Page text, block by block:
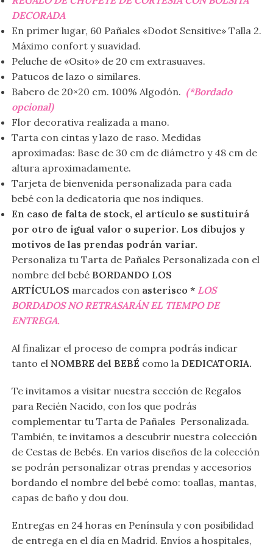
DECORADA
En primer lugar, 60 Pañales «Dodot Sensitive» Talla 2.
Máximo confort y suavidad.
Peluche de «Osito» de 20 cm extrasuaves.
Patucos de lazo o similares.
Babero de 20×20 cm. 100% Algodón. (*Bordado
opcional)
Flor decorativa realizada a mano.
Tarta con cintas y lazo de raso. Medidas
aproximadas: Base de 30 cm de diámetro y 48 cm de
altura aproximadamente.
Tarjeta de bienvenida personalizada para cada
bebé con la dedicatoria que nos indiques.
En caso de falta de stock, el artículo se sustituirá
por otro de igual valor o superior. Los dibujos y
motivos de las prendas podrán variar.
Personaliza tu Tarta de Pañales Personalizada con el
nombre del bebé BORDANDO LOS
ARTÍCULOS marcados con asterisco * LOS
BORDADOS NO RETRASARÁN EL TIEMPO DE
ENTREGA.
Al finalizar el proceso de compra podrás indicar
tanto el NOMBRE del BEBÉ como la DEDICATORIA.
Te invitamos a visitar nuestra sección de Regalos
para Recién Nacido, con los que podrás
complementar tu Tarta de Pañales Personalizada.
También, te invitamos a descubrir nuestra colección
de Cestas de Bebés. En varios diseños de la colección
se podrán personalizar otras prendas y accesorios
bordando el nombre del bebé como: toallas, mantas,
capas de baño y dou dou.
Entregas en 24 horas en Península y con posibilidad
de entrega en el día en Madrid. Envíos a hospitales,